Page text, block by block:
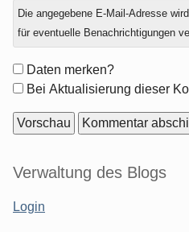
Antwort
zu
Die angegebene E-Mail-Adresse
für eventuelle Benachrichtigungen
Formular-
Optionen
Daten merken?
Bei Aktualisierung dieser
Seitenleiste
Verwaltung des Blogs
Login